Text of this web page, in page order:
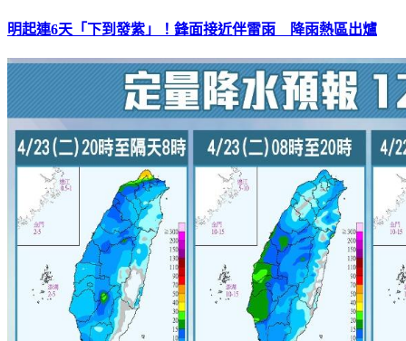
明起連6天「下到發紫」！鋒面接近伴雷雨 降雨熱區出爐